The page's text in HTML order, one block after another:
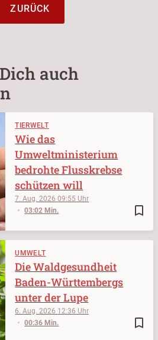
ZURÜCK
auch
TIERWELT
bookmark_border
7. Aug. 202609:55
03:02 Min.
Wie das
Umweltministerium
bedrohte Flusskrebse
schützen will
UMWELT
bookmark_border
6. Aug. 2026 12:36
00:36 Min.
Die Waldgesundheit
Baden-Württembergs
unter der Lupe